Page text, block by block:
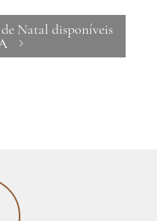
Natal disponíveis